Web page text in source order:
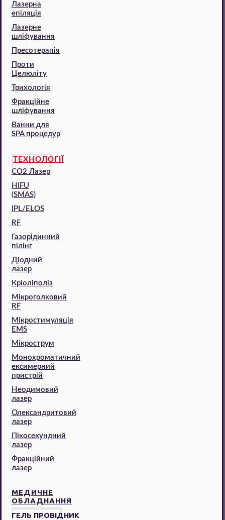
Лазерна
епіляція
Лазерне
шліфування
Пресотерапія
Проти
Целюліту
Трихологія
Фракційне
шліфування
Ванни для
SPA процедур
ТЕХНОЛОГІЇ
CO2 Лазер
HIFU
(SMAS)
IPL/ELOS
RF
Газорідинний
пілінг
Діодний
лазер
Кріоліполіз
Мікроголковий
RF
Мікростимуляція
EMS
Мікрострум
Монохроматичний
ексимерний
пристрій
Неодимовий
лазер
Олександритовий
лазер
Пікосекундний
лазер
Фракційний
лазер
МЕДИЧНЕ
ОБЛАДНАННЯ
ГЕЛЬ ПРОВІДНИК